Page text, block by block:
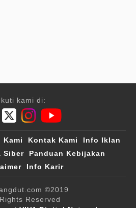
kami di:
Kami Kontak Kami
Info Iklan
Siber
Panduan Kebijakan
Info Karir
©2019
Reserved